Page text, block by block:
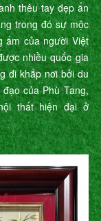
thêu tay đẹp ẩn
trong đó sự mộc
ấm của người Việt
nhiều quốc gia
đi khắp nơi bởi du
của Phù Tang,
thất hiện đại ở